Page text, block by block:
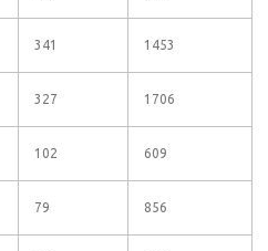
341 1453
327 1706
102 609
79 856